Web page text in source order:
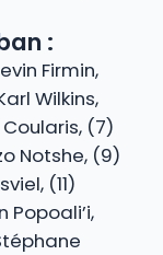
:
Firmin,
Wilkins,
(7)
Notshe, (9)
(11)
Popoali’i,